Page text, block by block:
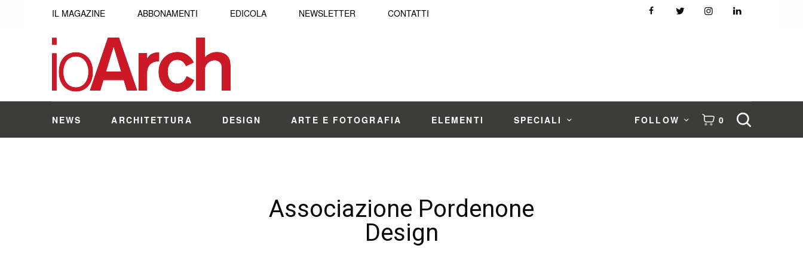
IL MAGAZINE ABBONAMENTI EDICOLA NEWSLETTER CONTATTI
NEWS ARCHITETTURA DESIGN ARTE E FOTOGRAFIA ELEMENTI SPECIALI FOLLOW 0
Associazione Pordenone
Design